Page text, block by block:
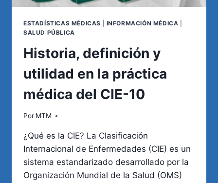
ESTADÍSTICAS MÉDICAS INFORMACIÓN MÉDICA
SALUD PÚBLICA
Historia, definición y
utilidad en la práctica
médica del CIE-10
Por MTM
¿Qué es la CIE? La Clasificación
Internacional de Enfermedades (CIE) es un
sistema estandarizado desarrollado por la
Organización Mundial de la Salud (OMS)